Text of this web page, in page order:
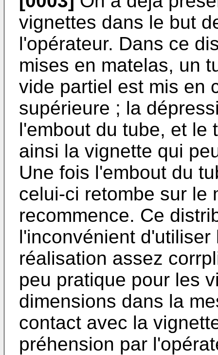
vignettes dans le but
l'opérateur. Dans ce
mises en matelas, un
vide partiel est mis en
supérieure ; la
l'embout du tube, et le
ainsi la vignette qui
Une fois l'embout du
celui-ci retombe sur le
recommence. Ce
l'inconvénient
réalisation assez
peu pratique pour les
dimensions dans la
contact avec la
préhension par